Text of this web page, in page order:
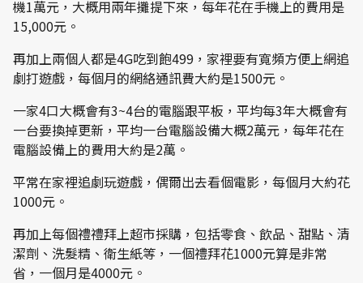
機1萬元，大概用兩年攤提下來，每年花在手機上的費用是
15,000元。
再加上兩個人都是4G吃到飽499，家裡要有寬頻方便上網追
劇打遊戲，每個月的網絡通訊費大約是1500元。
一家4口大概會有3~4台的電腦跟平板，平均每3年大概會有
一台要換掉更新，平均一台電腦設備大概2萬元，每年花在
電腦設備上的費用大約是2萬。
平常在家裡追劇玩遊戲，偶爾出去看個電影，每個月大約花
1000元。
再加上每個禮禮拜上超市採購，包括零食、飲品、甜點、清
潔劑、洗髮精、衛生紙等，一個禮拜花1000元算是非常
省，一個月是4000元。